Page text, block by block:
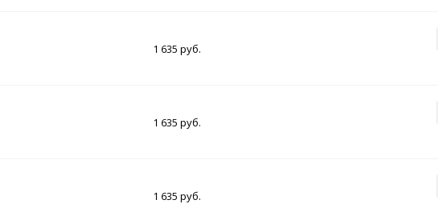
1 635 руб.
1 635 руб.
1 635 руб.